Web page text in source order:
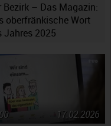
Bezirk – Das Magazin:
oberfränkische Wort
Jahres 2025
17.02.2026